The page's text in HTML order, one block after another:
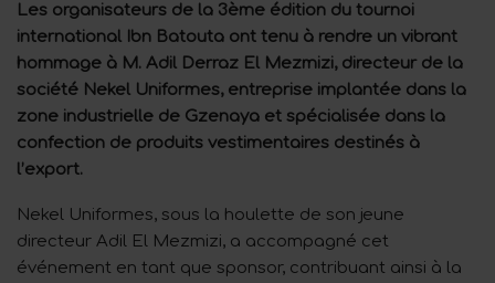
Les organisateurs de la 3ème édition du tournoi
international Ibn Batouta ont tenu à rendre un vibrant
hommage à M. Adil Derraz El Mezmizi, directeur de la
société Nekel Uniformes, entreprise implantée dans la
zone industrielle de Gzenaya et spécialisée dans la
confection de produits vestimentaires destinés à
l’export.
Nekel Uniformes, sous la houlette de son jeune
directeur Adil El Mezmizi, a accompagné cet
événement en tant que sponsor, contribuant ainsi à la